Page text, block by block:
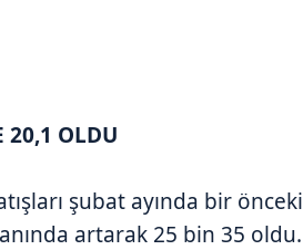
20,1 OLDU
şubat ayında bir önceki
artarak 25 bin 35 oldu.